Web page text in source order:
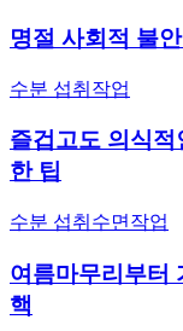
명절 사회적 불
수분 섭취 작업
즐겁고도 의식적
한 팁
수분 섭취 수면 작업
여름마무리부터
핵